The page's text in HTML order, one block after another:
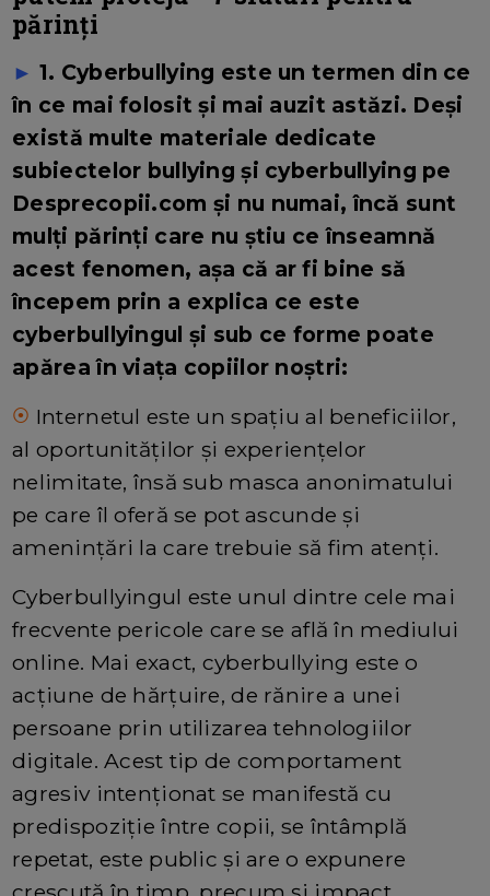
părinți
► 1. Cyberbullying este un termen din ce
în ce mai folosit și mai auzit astăzi. Deși
există multe materiale dedicate
subiectelor bullying și cyberbullying pe
Desprecopii.com și nu numai, încă sunt
mulți părinți care nu știu ce înseamnă
acest fenomen, așa că ar fi bine să
începem prin a explica ce este
cyberbullyingul și sub ce forme poate
apărea în viața copiilor noștri:
⦿ Internetul este un spațiu al beneficiilor,
al oportunităților și experiențelor
nelimitate, însă sub masca anonimatului
pe care îl oferă se pot ascunde și
amenințări la care trebuie să fim atenți.
Cyberbullyingul este unul dintre cele mai
frecvente pericole care se află în mediului
online. Mai exact, cyberbullying este o
acțiune de hărțuire, de rănire a unei
persoane prin utilizarea tehnologiilor
digitale. Acest tip de comportament
agresiv intenționat se manifestă cu
predispoziție între copii, se întâmplă
repetat, este public și are o expunere